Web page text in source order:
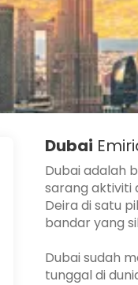
Dubai
Dubai adalah
sarang aktiviti
Deira di satu
bandar yang
Dubai sudah
tunggal di